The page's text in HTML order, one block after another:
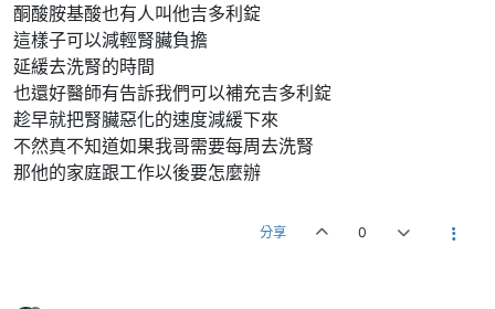
酮酸胺基酸也有人叫他吉多利錠
這樣子可以減輕腎臟負擔
延緩去洗腎的時間
也還好醫師有告訴我們可以補充吉多利錠
趁早就把腎臟惡化的速度減緩下來
不然真不知道如果我哥需要每周去洗腎
那他的家庭跟工作以後要怎麼辦
分享 0